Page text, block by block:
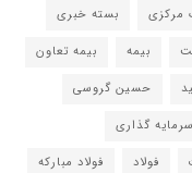
مرکزی
بسته خبری
بیمه
بیمه تعاون
حسین گروسی
سرمایه گذاری
فولاد
فولاد مبارکه